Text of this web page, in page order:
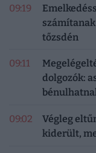
09:19
tőzsdén
09:11
dolgozók:
09:02
Végleg
kiderült,